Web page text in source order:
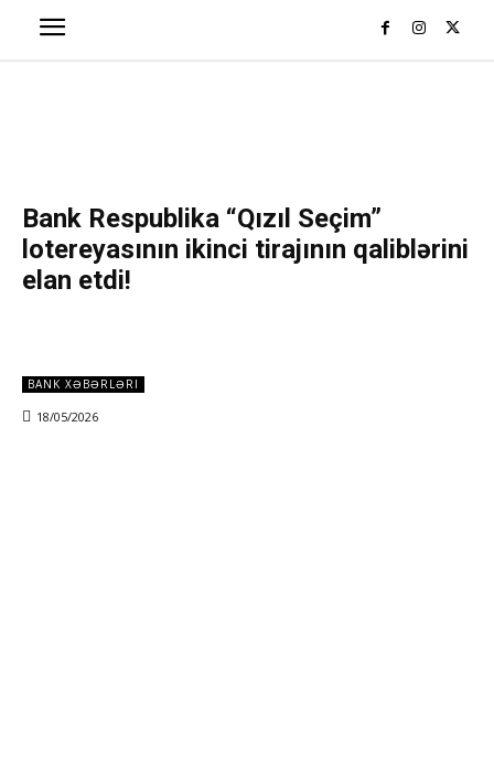
Bank Respublika “Qızıl Seçim”
lotereyasının ikinci tirajının qaliblərini
elan etdi!
BANK XƏBƏRLƏRI
18/05/2026